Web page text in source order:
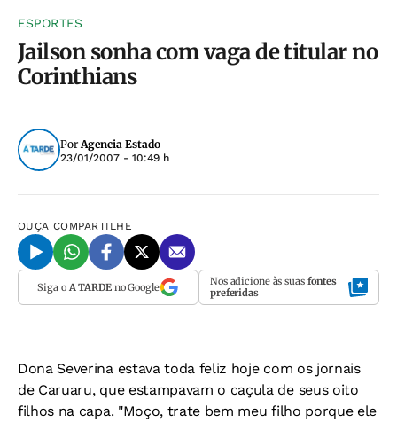
ESPORTES
Jailson sonha com vaga de titular no
Corinthians
PorAgencia Estado
23/01/2007 - 10:49 h
OUÇA COMPARTILHE
Siga o A TARDEno Google Nos adicione às suas fontes
preferidas
Dona Severina estava toda feliz hoje com os jornais
de Caruaru, que estampavam o caçula de seus oito
filhos na capa. "Moço, trate bem meu filho porque ele